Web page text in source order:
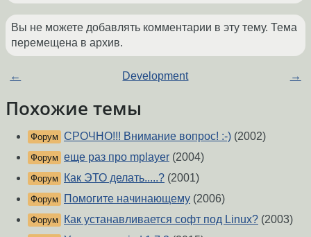
Вы не можете добавлять комментарии в эту тему. Тема
перемещена в архив.
← Development →
Похожие темы
Форум СРОЧНО!!! Внимание вопрос! :-) (2002)
Форум еще раз про mplayer (2004)
Форум Как ЭТО делать.....? (2001)
Форум Помогите начинающему (2006)
Форум Как устанавливается софт под Linux? (2003)